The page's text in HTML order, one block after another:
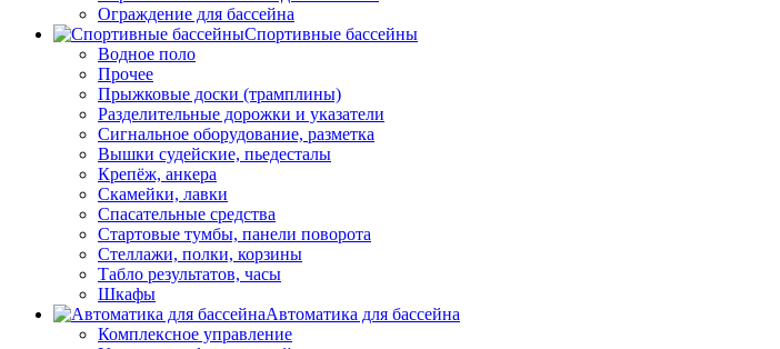
Ограждение для бассейна
Спортивные бассейны
Водное поло
Прочее
Прыжковые доски (трамплины)
Разделительные дорожки и указатели
Cигнальное оборудование, разметка
Вышки судейские, пьедесталы
Крепёж, анкера
Скамейки, лавки
Спасательные средства
Стартовые тумбы, панели поворота
Стеллажи, полки, корзины
Табло результатов, часы
Шкафы
Автоматика для бассейна
Комплексное управление